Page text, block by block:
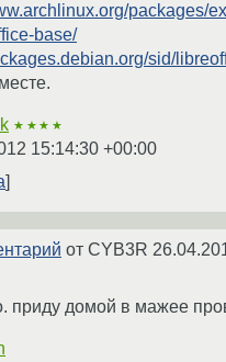
packages/
base/
sid/
★★★★
15:14:30 +00:00
от CYB3R
приду домой в мажее